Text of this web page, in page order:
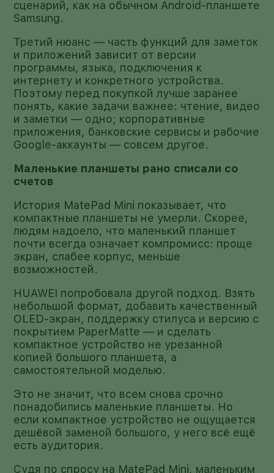
сценарий, как на обычном Android-планшете
Samsung.
Третий нюанс — часть функций для заметок
и приложений зависит от версии
программы, языка, подключения к
интернету и конкретного устройства.
Поэтому перед покупкой лучше заранее
понять, какие задачи важнее: чтение, видео
и заметки — одно; корпоративные
приложения, банковские сервисы и рабочие
Google-аккаунты — совсем другое.
Маленькие планшеты рано списали со
счетов
История MatePad Mini показывает, что
компактные планшеты не умерли. Скорее,
людям надоело, что маленький планшет
почти всегда означает компромисс: проще
экран, слабее корпус, меньше
возможностей.
HUAWEI попробовала другой подход. Взять
небольшой формат, добавить качественный
OLED-экран, поддержку стилуса и версию с
покрытием PaperMatte — и сделать
компактное устройство не урезанной
копией большого планшета, а
самостоятельной моделью.
Это не значит, что всем снова срочно
понадобились маленькие планшеты. Но
если компактное устройство не ощущается
дешёвой заменой большого, у него всё ещё
есть аудитория.
Судя по спросу на MatePad Mini, маленьким